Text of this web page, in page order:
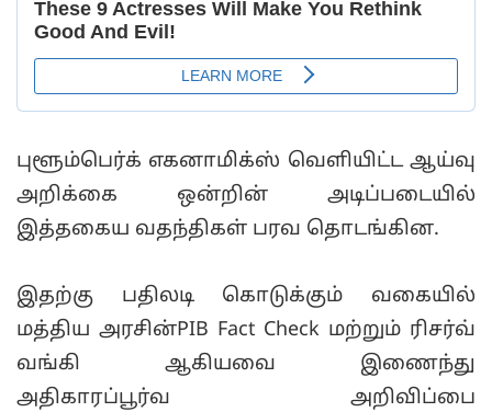
புளூம்பெர்க் எகனாமிக்ஸ் வெளியிட்ட ஆய்வு
அறிக்கை ஒன்றின் அடிப்படையில்
இத்தகைய வதந்திகள் பரவ தொடங்கின.
இதற்கு பதிலடி கொடுக்கும் வகையில்
மத்திய அரசின்PIB Fact Check மற்றும் ரிசர்வ்
வங்கி ஆகியவை இணைந்து
அதிகாரப்பூர்வ அறிவிப்பை